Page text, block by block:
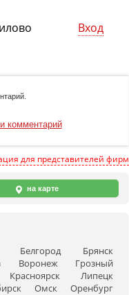
Вход
комментарий
для представителей фирм
на карте
Белгород
Брянск
Воронеж
Грозный
Красноярск
Липецк
Омск
Оренбург